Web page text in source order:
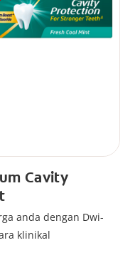
Cavity
anda dengan Dwi-
klinikal